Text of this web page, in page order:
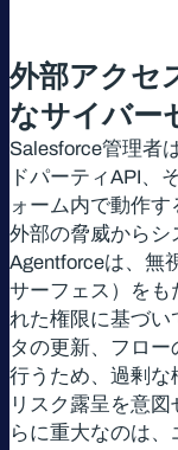
外部アクセ
なサイバー
Salesforce管理者
ドパーティAPI、
ォーム内で動作
外部の脅威からシ
Agentforceは、無
サーフェス）をも
れた権限に基づ
タの更新、フロ
行うため、過剰な
リスク露呈を意
らに重大なのは